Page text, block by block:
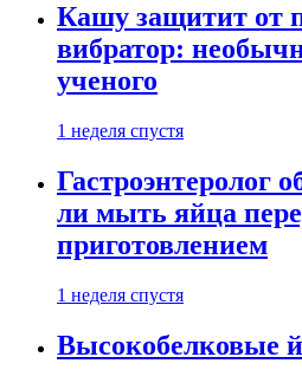
Кашу защитит от
вибратор:
ученого
1 неделя спустя
Гастроэнтеролог
ли мыть яйца
приготовлением
1 неделя спустя
Высокобелковые